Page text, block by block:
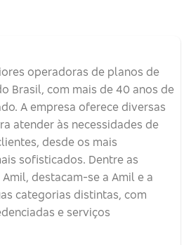
operadoras de planos de
Brasil, com mais de 40 anos de
A empresa oferece diversas
atender às necessidades de
desde os mais
sofisticados. Dentre as
destacam-se a Amil e a
categorias distintas, com
e serviços